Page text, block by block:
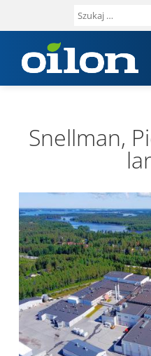
Szukaj:
Snel­l­man,